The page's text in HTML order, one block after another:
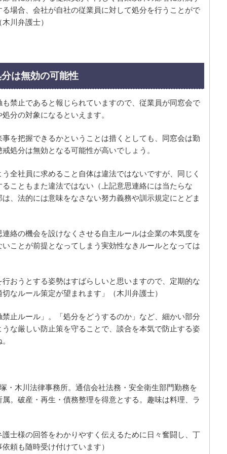
場合、会社が自社の従業員に対して処分を行うことがで
川弁護士）
は無効の可能性
禁止であると報じられていますので、従業員が同窓会で
分の対象になるといえます。
を把握できるかということは措くとしても、同窓会は勤
処分は無効となる可能性が高いでしょう。
全社員に求めること自体は違法ではないですが、同じく
こともまた違法ではない（上記意思連絡には当たらな
、法的には意味をなさない努力義務や訓示規定にとどま
絡の機会を設けなくさせる自主ルールは企業の本気度を
ことが前提となってしまう実効性なきルールとなっては
おうとする姿勢はすばらしいと思いますので、定期的な
なルール策定が望まれます」（木川弁護士）
止ルール」。「処分をどうするのか」など、細かい部分
な厳しい防止策を守ることで、談合を本気で防止する姿
・木川法律事務所。通信会社法務・安全衛生部門勤務を
。破産・再生・債務整理を得意とする。趣味は料理、ラ
士様の回答をわかりやすく伝えるために日々奮闘し、丁
頼も随時受け付けています）